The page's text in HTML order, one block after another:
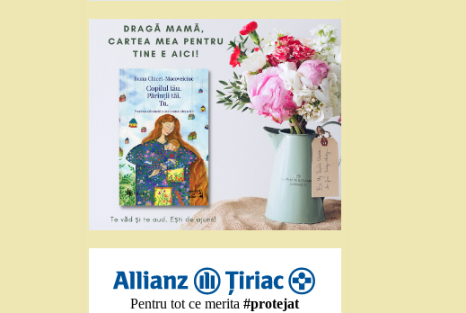
Pentru tot ce merita#protejat